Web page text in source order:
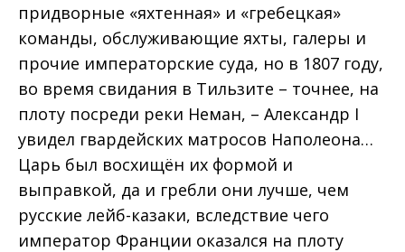
придворные «яхтенная» и «гребецкая»
команды, обслуживающие яхты, галеры и
прочие императорские суда, но в 1807 году,
во время свидания в Тильзите – точнее, на
плоту посреди реки Неман, – Александр I
увидел гвардейских матросов Наполеона…
Царь был восхищён их формой и
выправкой, да и гребли они лучше, чем
русские лейб-казаки, вследствие чего
император Франции оказался на плоту